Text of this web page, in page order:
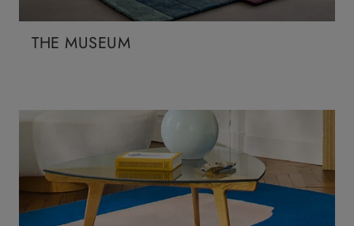
THE MUSEUM